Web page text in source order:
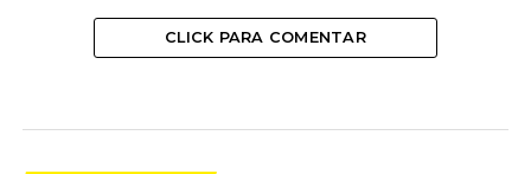
CLICK PARA COMENTAR